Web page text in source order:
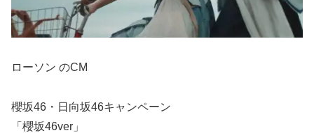
ローソン のCM
櫻坂46・日向坂46キャンペーン
「櫻坂46ver」